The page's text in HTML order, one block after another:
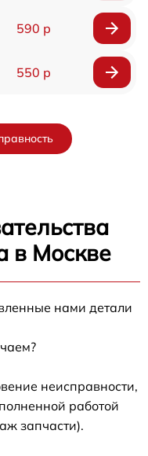
590 р
550 р
в Москве
нами детали
неисправности,
работой
запчасти).